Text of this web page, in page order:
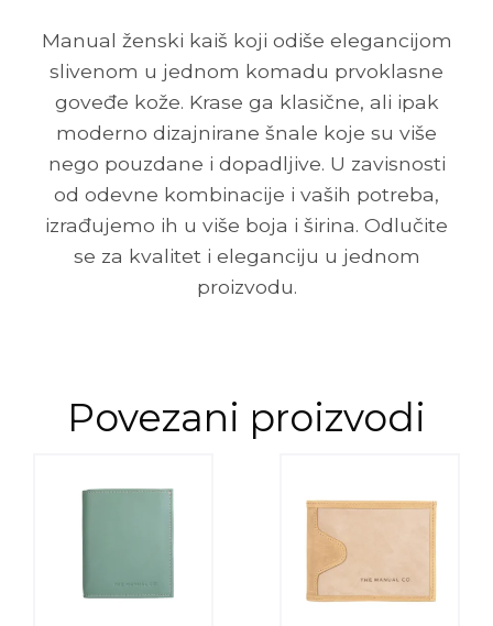
Manual ženski kaiš koji odiše elegancijom
slivenom u jednom komadu prvoklasne
goveđe kože. Krase ga klasične, ali ipak
moderno dizajnirane šnale koje su više
nego pouzdane i dopadljive. U zavisnosti
od odevne kombinacije i vaših potreba,
izrađujemo ih u više boja i širina. Odlučite
se za kvalitet i eleganciju u jednom
proizvodu.
Povezani proizvodi